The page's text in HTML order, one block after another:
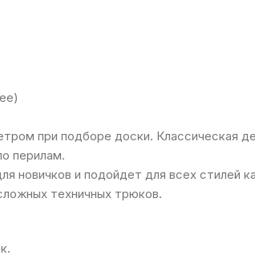
при подборе доски. Классическая
перилам.
новичков и подойдет для всех стилей
техничных трюков.